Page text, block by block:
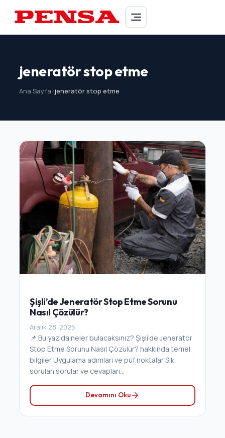
PENSA Generator
jeneratör stop etme
Ana Sayfa>jeneratör stop etme
Şişli’de Jeneratör Stop Etme Sorunu
Nasıl Çözülür?
Aralık 28, 2025
📌 Bu yazıda neler bulacaksınız? Şişli’de Jeneratör
Stop Etme Sorunu Nasıl Çözülür? hakkında temel
bilgiler Uygulama adımları ve püf noktalar Sık
sorulan sorular ve cevapları...
Devamını Oku